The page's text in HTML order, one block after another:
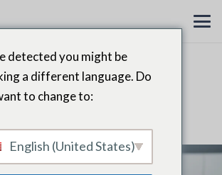
de cadres RH |
de ressources
detected you might be
a different language. Do
to change to:
English (United States)